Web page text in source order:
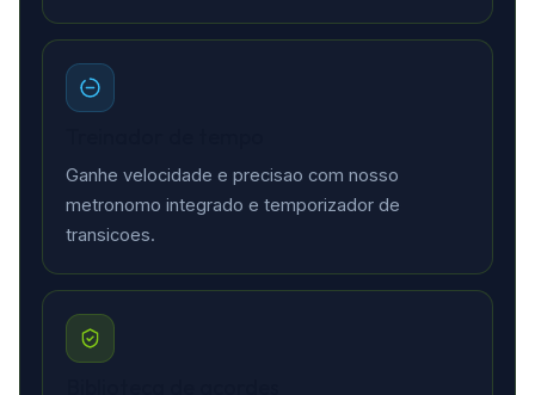
Ganhe velocidade e precisao com nosso
metronomo integrado e temporizador de
transicoes.